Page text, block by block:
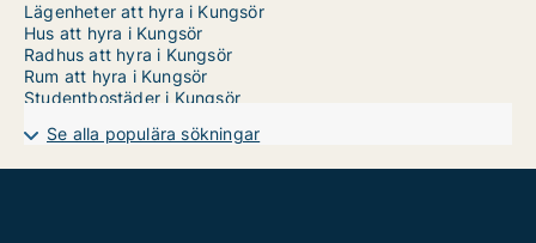
Lägenheter att hyra i Kungsör
Hus att hyra i Kungsör
Radhus att hyra i Kungsör
Rum att hyra i Kungsör
Studentbostäder i Kungsör
Se alla populära sökningar